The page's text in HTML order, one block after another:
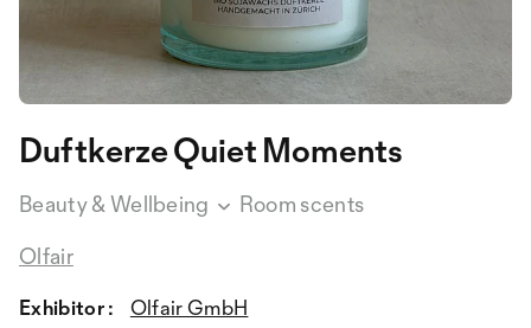
Duftkerze Quiet Moments
Beauty & Wellbeing
Room scents
Olfair
Exhibitor :
Olfair GmbH